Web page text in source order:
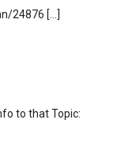
24876 […]
to that Topic: